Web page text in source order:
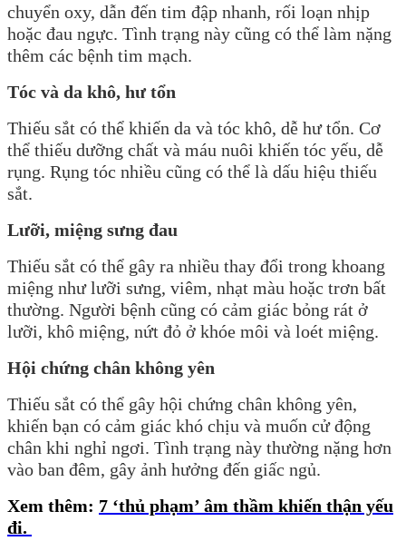
chuyển oxy, dẫn đến tim đập nhanh, rối loạn nhịp
hoặc đau ngực. Tình trạng này cũng có thể làm nặng
thêm các bệnh tim mạch.
Tóc và da khô, hư tổn
Thiếu sắt có thể khiến da và tóc khô, dễ hư tổn. Cơ
thể thiếu dưỡng chất và máu nuôi khiến tóc yếu, dễ
rụng. Rụng tóc nhiều cũng có thể là dấu hiệu thiếu
sắt.
Lưỡi, miệng sưng đau
Thiếu sắt có thể gây ra nhiều thay đổi trong khoang
miệng như lưỡi sưng, viêm, nhạt màu hoặc trơn bất
thường. Người bệnh cũng có cảm giác bỏng rát ở
lưỡi, khô miệng, nứt đỏ ở khóe môi và loét miệng.
Hội chứng chân không yên
Thiếu sắt có thể gây hội chứng chân không yên,
khiến bạn có cảm giác khó chịu và muốn cử động
chân khi nghỉ ngơi. Tình trạng này thường nặng hơn
vào ban đêm, gây ảnh hưởng đến giấc ngủ.
Xem thêm: 7 ‘thủ phạm’ âm thầm khiến thận yếu
đi.